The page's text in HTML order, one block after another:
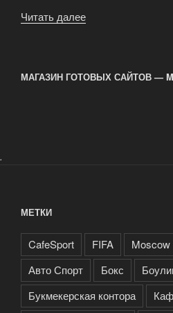
Читать далее
меню
МАГАЗИН ГОТОВЫХ САЙТОВ —
.
МЕТКИ
CafeSport FIFA Moscow
Авто Спорт
Бокс
Букмекерская контора